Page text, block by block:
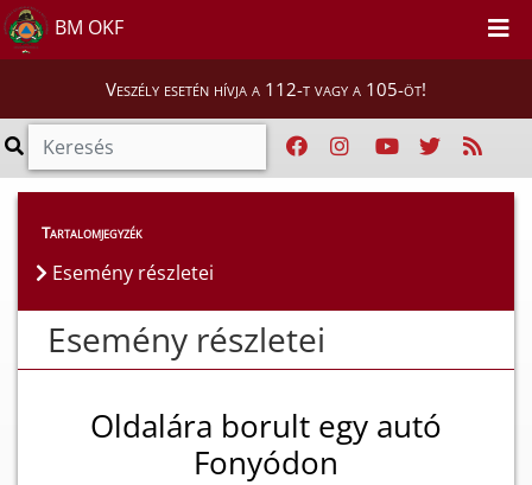
BM OKF
Veszély esetén hívja a 112-t vagy a 105-öt!
Esemény részletei
Tartalomjegyzék
Esemény részletei
Esemény részletei
Oldalára borult egy autó
Fonyódon